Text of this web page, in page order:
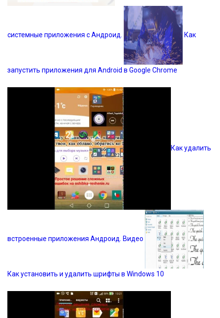
системные приложения с Андроид. Как
запустить приложения для Android в Google Chrome
Как удалить
встроенные приложения Андроид. Видео
Как установить и удалить шрифты в Windows 10